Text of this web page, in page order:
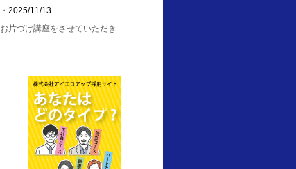
・2025/11/13
お片づけ講座をさせていただき…